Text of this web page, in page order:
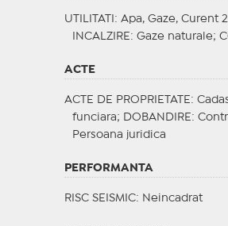
UTILITATI : Apa, Gaze, Curent
INCALZIRE : Gaze naturale;
ACTE
ACTE DE PROPRIETATE :
funciara;
DOBANDIRE :
Persoana juridica
PERFORMANTA
RISC SEISMIC: Neincadrat